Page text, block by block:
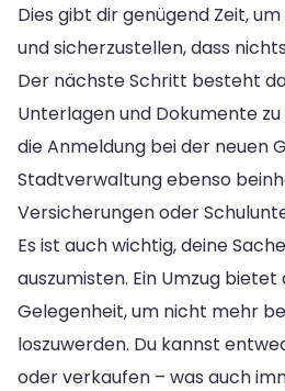
Dies gibt dir genügend Zeit,
und sicherzustellen, dass
Der nächste Schritt besteht
Unterlagen und Dokumente
die Anmeldung bei der neuen
Stadtverwaltung ebenso
Versicherungen oder
Es ist auch wichtig, deine
auszumisten. Ein Umzug
Gelegenheit, um nicht mehr
loszuwerden. Du kannst
oder verkaufen – was auch